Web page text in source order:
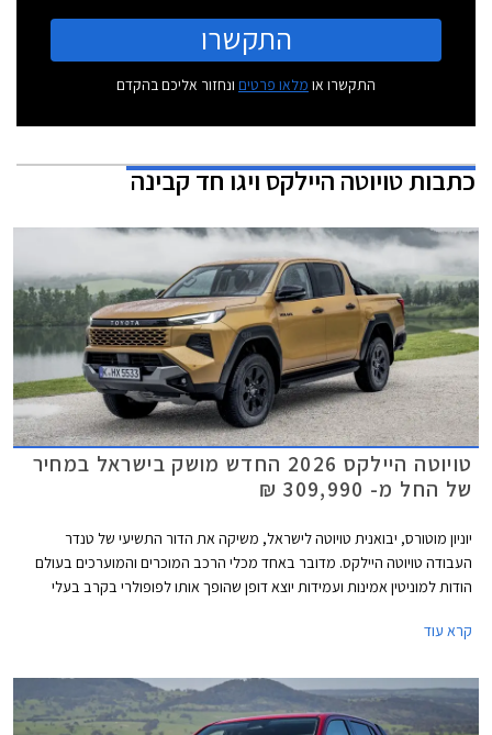
התקשרו
התקשרו או מלאו פרטים ונחזור אליכם בהקדם
כתבותטויוטה היילקס ויגו חד קבינה
טויוטה היילקס 2026 החדש מושק בישראל במחיר
של החל מ- 309,990 ₪
יוניון מוטורס, יבואנית טויוטה לישראל, משיקה את הדור התשיעי של טנדר
העבודה טויוטה היילקס. מדובר באחד מכלי הרכב המוכרים והמוערכים בעולם
הודות למוניטין אמינות ועמידות יוצא דופן שהופך אותו לפופולרי בקרב בעלי
מבטיח לשמור ולשפר על היכולות המוכחות בתוספת טכנולוגיה חדשה, בטיחות
אלינו עם מנוע טורבו דיזל המשלב מערכת סיוע היברידית מתונה במחיר
התחלתי של 309,990 ₪.
קרא עוד